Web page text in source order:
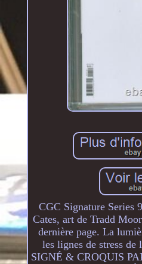
CGC Signature Series
Cates, art de Tradd
dernière page. La
les lignes de stress de
SIGNÉ & CROQUIS